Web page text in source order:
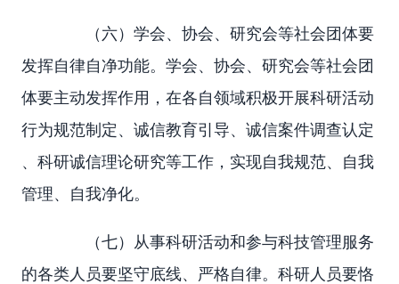
（六）学会、协会、研究会等社会团体要
发挥自律自净功能。学会、协会、研究会等社会团
体要主动发挥作用，在各自领域积极开展科研活动
行为规范制定、诚信教育引导、诚信案件调查认定
、科研诚信理论研究等工作，实现自我规范、自我
管理、自我净化。
（七）从事科研活动和参与科技管理服务
的各类人员要坚守底线、严格自律。科研人员要恪